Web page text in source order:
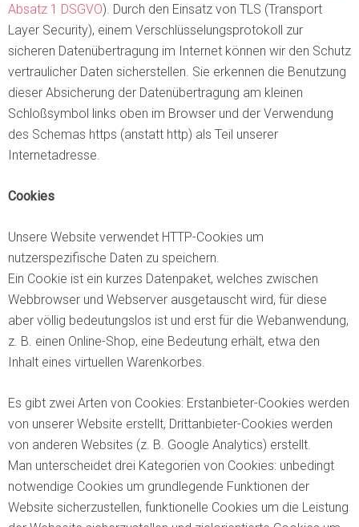
Absatz 1 DSGVO). Durch den Einsatz von TLS (Transport
Layer Security), einem Verschlüsselungsprotokoll zur
sicheren Datenübertragung im Internet können wir den Schutz
vertraulicher Daten sicherstellen. Sie erkennen die Benutzung
dieser Absicherung der Datenübertragung am kleinen
Schloßsymbol links oben im Browser und der Verwendung
des Schemas https (anstatt http) als Teil unserer
Internetadresse.
Cookies
Unsere Website verwendet HTTP-Cookies um
nutzerspezifische Daten zu speichern.
Ein Cookie ist ein kurzes Datenpaket, welches zwischen
Webbrowser und Webserver ausgetauscht wird, für diese
aber völlig bedeutungslos ist und erst für die Webanwendung,
z. B. einen Online-Shop, eine Bedeutung erhält, etwa den
Inhalt eines virtuellen Warenkorbes.
Es gibt zwei Arten von Cookies: Erstanbieter-Cookies werden
von unserer Website erstellt, Drittanbieter-Cookies werden
von anderen Websites (z. B. Google Analytics) erstellt.
Man unterscheidet drei Kategorien von Cookies: unbedingt
notwendige Cookies um grundlegende Funktionen der
Website sicherzustellen, funktionelle Cookies um die Leistung